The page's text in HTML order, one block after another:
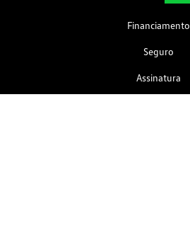
Financiamento
Seguro
Assinatura